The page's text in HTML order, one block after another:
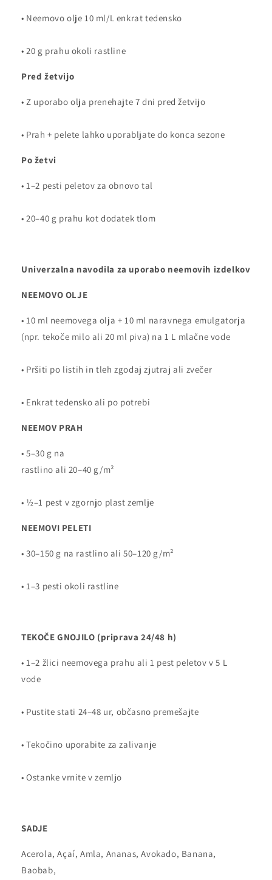
• Neemovo olje 10 ml/L enkrat tedensko
• 20 g prahu okoli rastline
Pred žetvijo
• Z uporabo olja prenehajte 7 dni pred žetvijo
• Prah + pelete lahko uporabljate do konca sezone
Po žetvi
• 1–2 pesti peletov za obnovo tal
• 20–40 g prahu kot dodatek tlom
Univerzalna navodila za uporabo neemovih izdelkov
NEEMOVO OLJE
• 10 ml neemovega olja + 10 ml naravnega emulgatorja
(npr. tekoče milo ali 20 ml piva) na 1 L mlačne vode
• Pršiti po listih in tleh zgodaj zjutraj ali zvečer
• Enkrat tedensko ali po potrebi
NEEMOV PRAH
• 5–30 g na
rastlino ali 20–40 g/m²
• ½–1 pest v zgornjo plast zemlje
NEEMOVI PELETI
• 30–150 g na rastlino ali 50–120 g/m²
• 1–3 pesti okoli rastline
TEKOČE GNOJILO (priprava 24/48 h)
• 1–2 žlici neemovega prahu ali 1 pest peletov v 5 L
vode
• Pustite stati 24–48 ur, občasno premešajte
• Tekočino uporabite za zalivanje
• Ostanke vrnite v zemljo
SADJE
Acerola, Açaí, Amla, Ananas, Avokado, Banana,
Baobab,